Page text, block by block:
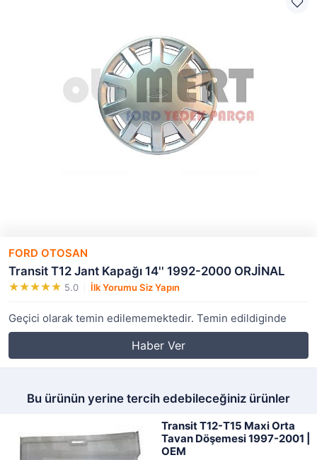
FORD OTOSAN
Transit T12 Jant Kapağı 14'' 1992-2000 ORJİNAL
5.0 İlk Yorumu Siz Yapın
Geçici olarak temin edilememektedir. Temin edildiginde
Haber Ver
Bu ürünün yerine tercih edebileceğiniz ürünler
Transit T12-T15 Maxi Orta
Tavan Döşemesi 1997-2001 |
OEM